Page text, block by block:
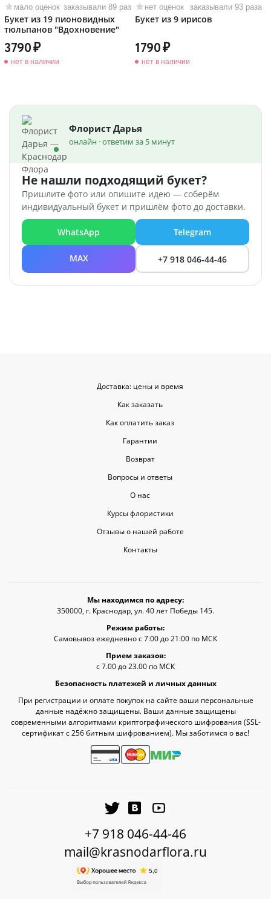
мало оценок заказывали 89 раз
Букет из 19 пионовидных
тюльпанов "Вдохновение"
3790
нет в наличии
нет оценок заказывали 93 раза
Букет из 9 ирисов
1790
нет в наличии
Флорист Дарья
онлайн · ответим за 5 минут
Не нашли подходящий букет?
Пришлите фото или опишите идею — соберём
индивидуальный букет и пришлём фото до доставки.
WhatsApp Telegram
MAX +7 918 046-44-46
Доставка: цены и время
Как заказать
Как оплатить заказ
Гарантии
Возврат
Вопросы и ответы
О нас
Курсы флористики
Отзывы о нашей работе
Контакты
Мы находимся по адресу:
350000, г. Краснодар, ул. 40 лет Победы 145.
Режим работы:
Самовывоз ежедневно с 7:00 до 21:00 по МСК
Прием заказов:
с 7.00 до 23.00 по МСК
Безопасность платежей и личных данных
При регистрации и оплате покупок на сайте ваши персональные
данные надёжно защищены. Ваши данные защищены
современными алгоритмами криптографического шифрования (SSL-
сертификат c 256 битным шифрованием). Мы заботимся о вас!
+7 918 046-44-46
mail@krasnodarflora.ru